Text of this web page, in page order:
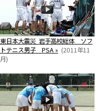
東日本大震災 岩手高校総体 ソフ
トテニス男子 PSA » (2011年11
月)